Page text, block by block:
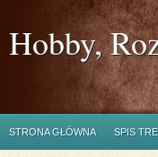
Hobby,
STRONA GŁÓWNA SPIS